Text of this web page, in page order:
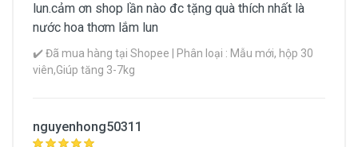
Xuất xứ
lun.cảm ơn shop lần nào đc tặng quà thích nhất là
nước hoa thơm lắm lun
✔️ Đã mua hàng tại Shopee | Phân loại : Mẫu mới, hộp 30
viên,Giúp tăng 3-7kg
nguyenhong50311